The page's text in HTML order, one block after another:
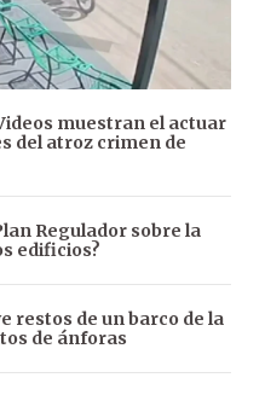
muestran el actuar
del atroz crimen de
Regulador sobre la
edificios?
restos de un barco de la
de ánforas